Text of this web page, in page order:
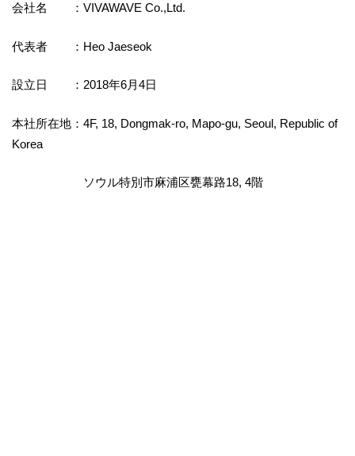
会社名 ：VIVAWAVE Co.,Ltd.
代表者 ：Heo Jaeseok
設立日 ：2018年6月4日
本社所在地：4F, 18, Dongmak-ro, Mapo-gu, Seoul, Republic of
Korea
ソウル特別市麻浦区甕幕路18, 4階